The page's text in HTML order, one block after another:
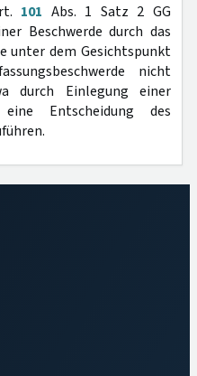
101 Abs. 1 Satz 2 GG
Beschwerde durch das
unter dem Gesichtspunkt
nicht
durch Einlegung einer
Entscheidung des